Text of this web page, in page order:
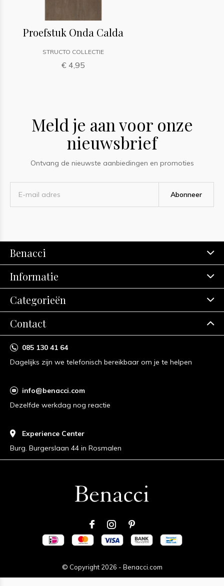
Proefstuk Onda Calda
STRUCTO COLLECTIE
€ 4,95
Meld je aan voor onze
nieuwsbrief
Ontvang de nieuwste aanbiedingen en promoties
Abonneer
Benacci
Informatie
Categorieën
Contact
085 130 41 64
Dagelijks zijn we telefonisch bereikbaar om je te helpen
info@benacci.com
Dezelfde werkdag nog reactie
Experience Center
Burg. Burgerslaan 44 in Rosmalen
© Copyright 2026 - Benacci.com